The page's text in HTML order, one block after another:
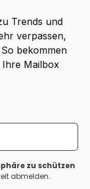
Trends und
verpassen,
bekommen
Mailbox
zu schützen
abmelden.